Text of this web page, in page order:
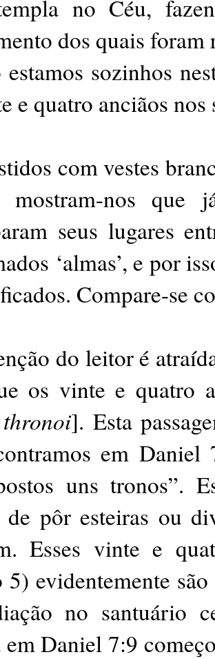
no Céu,
dos quais foram
sozinhos
e quatro anciãos
com vestes
mostram-nos que
seus lugares
‘almas’, e por
Compare-se
do leitor é
os vinte e quatro
thronoi]. Esta
em
uns tronos”.
pôr esteiras ou
Esses vinte e
evidentemente
no santuário
em Daniel 7:9